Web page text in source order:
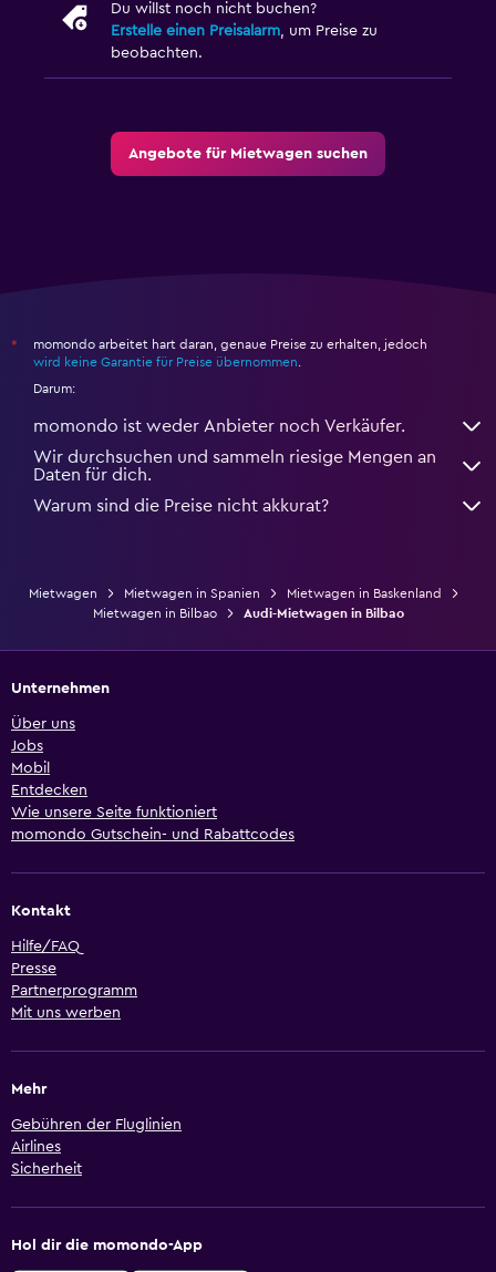
Du willst noch nicht buchen?
Erstelle einen Preisalarm, um Preise zu
beobachten.
Angebote für Mietwagen suchen
*
momondo arbeitet hart daran, genaue Preise zu erhalten, jedoch
wird keine Garantie für Preise übernommen
Darum:
momondo ist weder Anbieter noch Verkäufer.
Wir durchsuchen und sammeln riesige Mengen an
Daten für dich.
Warum sind die Preise nicht akkurat?
Mietwagen Mietwagen in Spanien
Mietwagen in Baskenland
Mietwagen in Bilbao
Audi-Mietwagen in Bilbao
Unternehmen
Über uns
Jobs
Mobil
Entdecken
Wie unsere Seite funktioniert
momondo Gutschein- und Rabattcodes
Kontakt
Hilfe/FAQ
Presse
Partnerprogramm
Mit uns werben
Mehr
Gebühren der Fluglinien
Airlines
Sicherheit
Hol dir die momondo-App